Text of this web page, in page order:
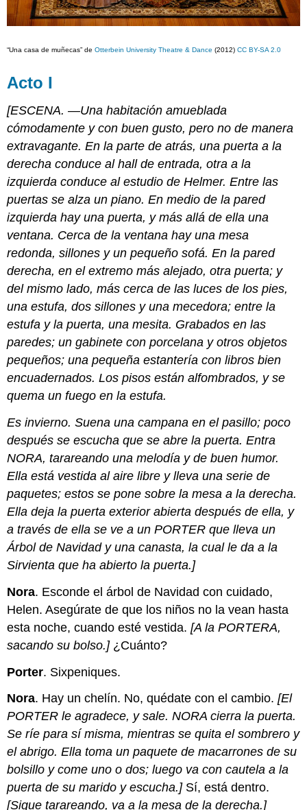
“Una casa de muñecas” deOtterbein University Theatre & Dance (2012)CC BY-SA 2.0
Acto I
[ESCENA. —Una habitación amueblada
cómodamente y con buen gusto, pero no de manera
extravagante. En la parte de atrás, una puerta a la
derecha conduce al hall de entrada, otra a la
izquierda conduce al estudio de Helmer. Entre las
puertas se alza un piano. En medio de la pared
izquierda hay una puerta, y más allá de ella una
ventana. Cerca de la ventana hay una mesa
redonda, sillones y un pequeño sofá. En la pared
derecha, en el extremo más alejado, otra puerta; y
del mismo lado, más cerca de las luces de los pies,
una estufa, dos sillones y una mecedora; entre la
estufa y la puerta, una mesita. Grabados en las
paredes; un gabinete con porcelana y otros objetos
pequeños; una pequeña estantería con libros bien
encuadernados. Los pisos están alfombrados, y se
quema un fuego en la estufa.
Es invierno. Suena una campana en el pasillo; poco
después se escucha que se abre la puerta. Entra
NORA, tarareando una melodía y de buen humor.
Ella está vestida al aire libre y lleva una serie de
paquetes; estos se pone sobre la mesa a la derecha.
Ella deja la puerta exterior abierta después de ella, y
a través de ella se ve a un PORTER que lleva un
Árbol de Navidad y una canasta, la cual le da a la
Sirvienta que ha abierto la puerta.]
Nora. Esconde el árbol de Navidad con cuidado,
Helen. Asegúrate de que los niños no la vean hasta
esta noche, cuando esté vestida.[A la PORTERA,
sacando su bolso.] ¿Cuánto?
Porter. Sixpeniques.
Nora. Hay un chelín. No, quédate con el cambio.[El
PORTER le agradece, y sale. NORA cierra la puerta.
Se ríe para sí misma, mientras se quita el sombrero y
el abrigo. Ella toma un paquete de macarrones de su
bolsillo y come uno o dos; luego va con cautela a la
puerta de su marido y escucha.] Sí, está dentro.
[Sigue tarareando, va a la mesa de la derecha.]